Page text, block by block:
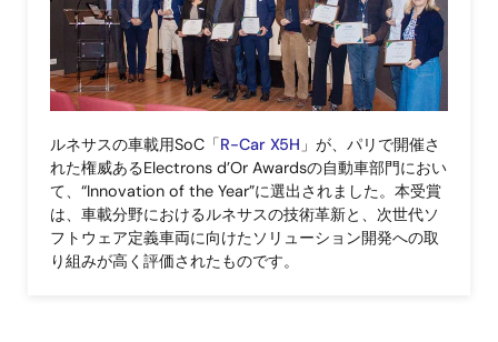
ルネサスの車載用SoC「R-Car X5H 」が、パリで開催さ
れた権威あるElectrons d’Or Awardsの自動車部門におい
て、“Innovation of the Year”に選出されました。本受賞
は、車載分野におけるルネサスの技術革新と、次世代ソ
フトウェア定義車両に向けたソリューション開発への取
り組みが高く評価されたものです。